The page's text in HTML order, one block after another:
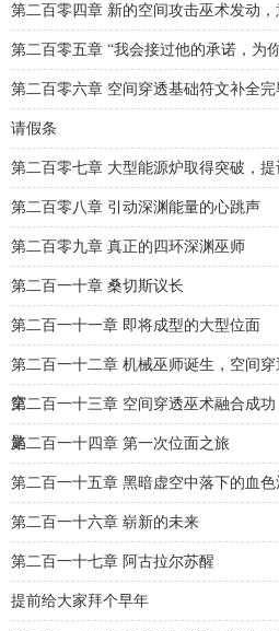
第二百零四章 新的空间攻击巫术发动
第二百零五章 “我会接过他的承诺，为
第二百零六章 空间穿透基础符文补全完
请假条
第二百零七章 大型能源炉取得突破，
第二百零八章 引动深渊能量的心跳声
第二百零九章 真正的四环深渊巫师
第二百一十章 桑切斯议长
第二百一十一章 即将成型的大型位面
第二百一十二章 机械巫师诞生，空间
空
第二百一十三章 空间穿透巫术融合成
匙
第二百一十四章 第一次位面之旅
第二百一十五章 黑暗虚空中落下的血色
第二百一十六章 崭新的未来
第二百一十七章 阿古拉尔苏醒
提前给大家拜个早年